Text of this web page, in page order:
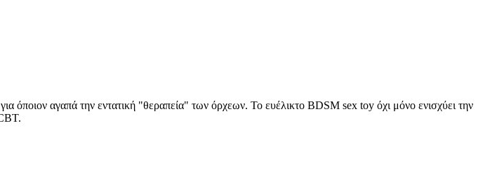
όποιον αγαπά την εντατική "θεραπεία" των όρχεων. Το ευέλικτο BDSM sex toy όχι μόνο ενισχύει την